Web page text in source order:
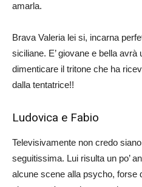
amarla.
Brava Valeria lei si, incarna
siciliane. E’ giovane e bella avrà
dimenticare il tritone che ha
dalla tentatrice!!
Ludovica e Fabio
Televisivamente non credo
seguitissima. Lui risulta un po’
alcune scene alla psycho, forse